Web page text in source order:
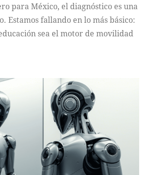
para México, el diagnóstico es una
Estamos fallando en lo más básico:
sea el motor de movilidad